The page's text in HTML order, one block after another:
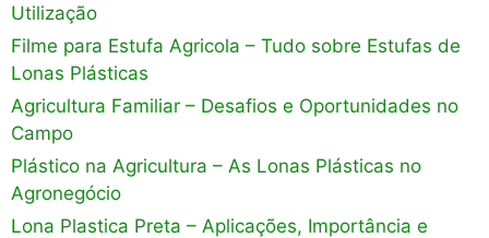
Utilização
Filme para Estufa Agricola – Tudo sobre Estufas de
Lonas Plásticas
Agricultura Familiar – Desafios e Oportunidades no
Campo
Plástico na Agricultura – As Lonas Plásticas no
Agronegócio
Lona Plastica Preta – Aplicações, Importância e